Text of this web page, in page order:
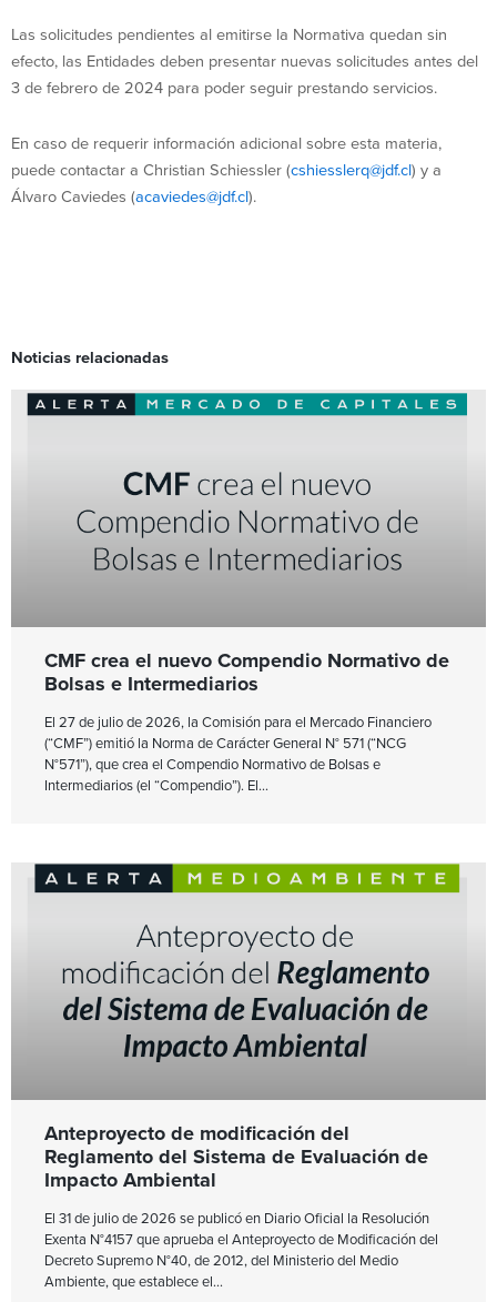
Las solicitudes pendientes al emitirse la Normativa quedan sin
efecto, las Entidades deben presentar nuevas solicitudes antes del
3 de febrero de 2024 para poder seguir prestando servicios.
En caso de requerir información adicional sobre esta materia,
puede contactar a Christian Schiessler (cshiesslerq@jdf.cl) y a
Álvaro Caviedes (acaviedes@jdf.cl).
Noticias relacionadas
CMF crea el nuevo Compendio Normativo de
Bolsas e Intermediarios
El 27 de julio de 2026, la Comisión para el Mercado Financiero
(“CMF”) emitió la Norma de Carácter General N° 571 (“NCG
N°571”), que crea el Compendio Normativo de Bolsas e
Intermediarios (el “Compendio”). El
Anteproyecto de modificación del
Reglamento del Sistema de Evaluación de
Impacto Ambiental
El 31 de julio de 2026 se publicó en Diario Oficial la Resolución
Exenta N°4157 que aprueba el Anteproyecto de Modificación del
Decreto Supremo N°40, de 2012, del Ministerio del Medio
Ambiente, que establece el